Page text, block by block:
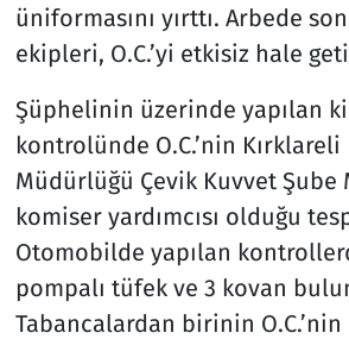
üniformasını yırttı. Arbede
ekipleri, O.C.’yi etkisiz hale
Şüphelinin üzerinde yapılan
kontrolünde O.C.’nin
Müdürlüğü Çevik Kuvvet Şube
komiser yardımcısı olduğu
Otomobilde yapılan
pompalı tüfek ve 3 kovan
Tabancalardan birinin